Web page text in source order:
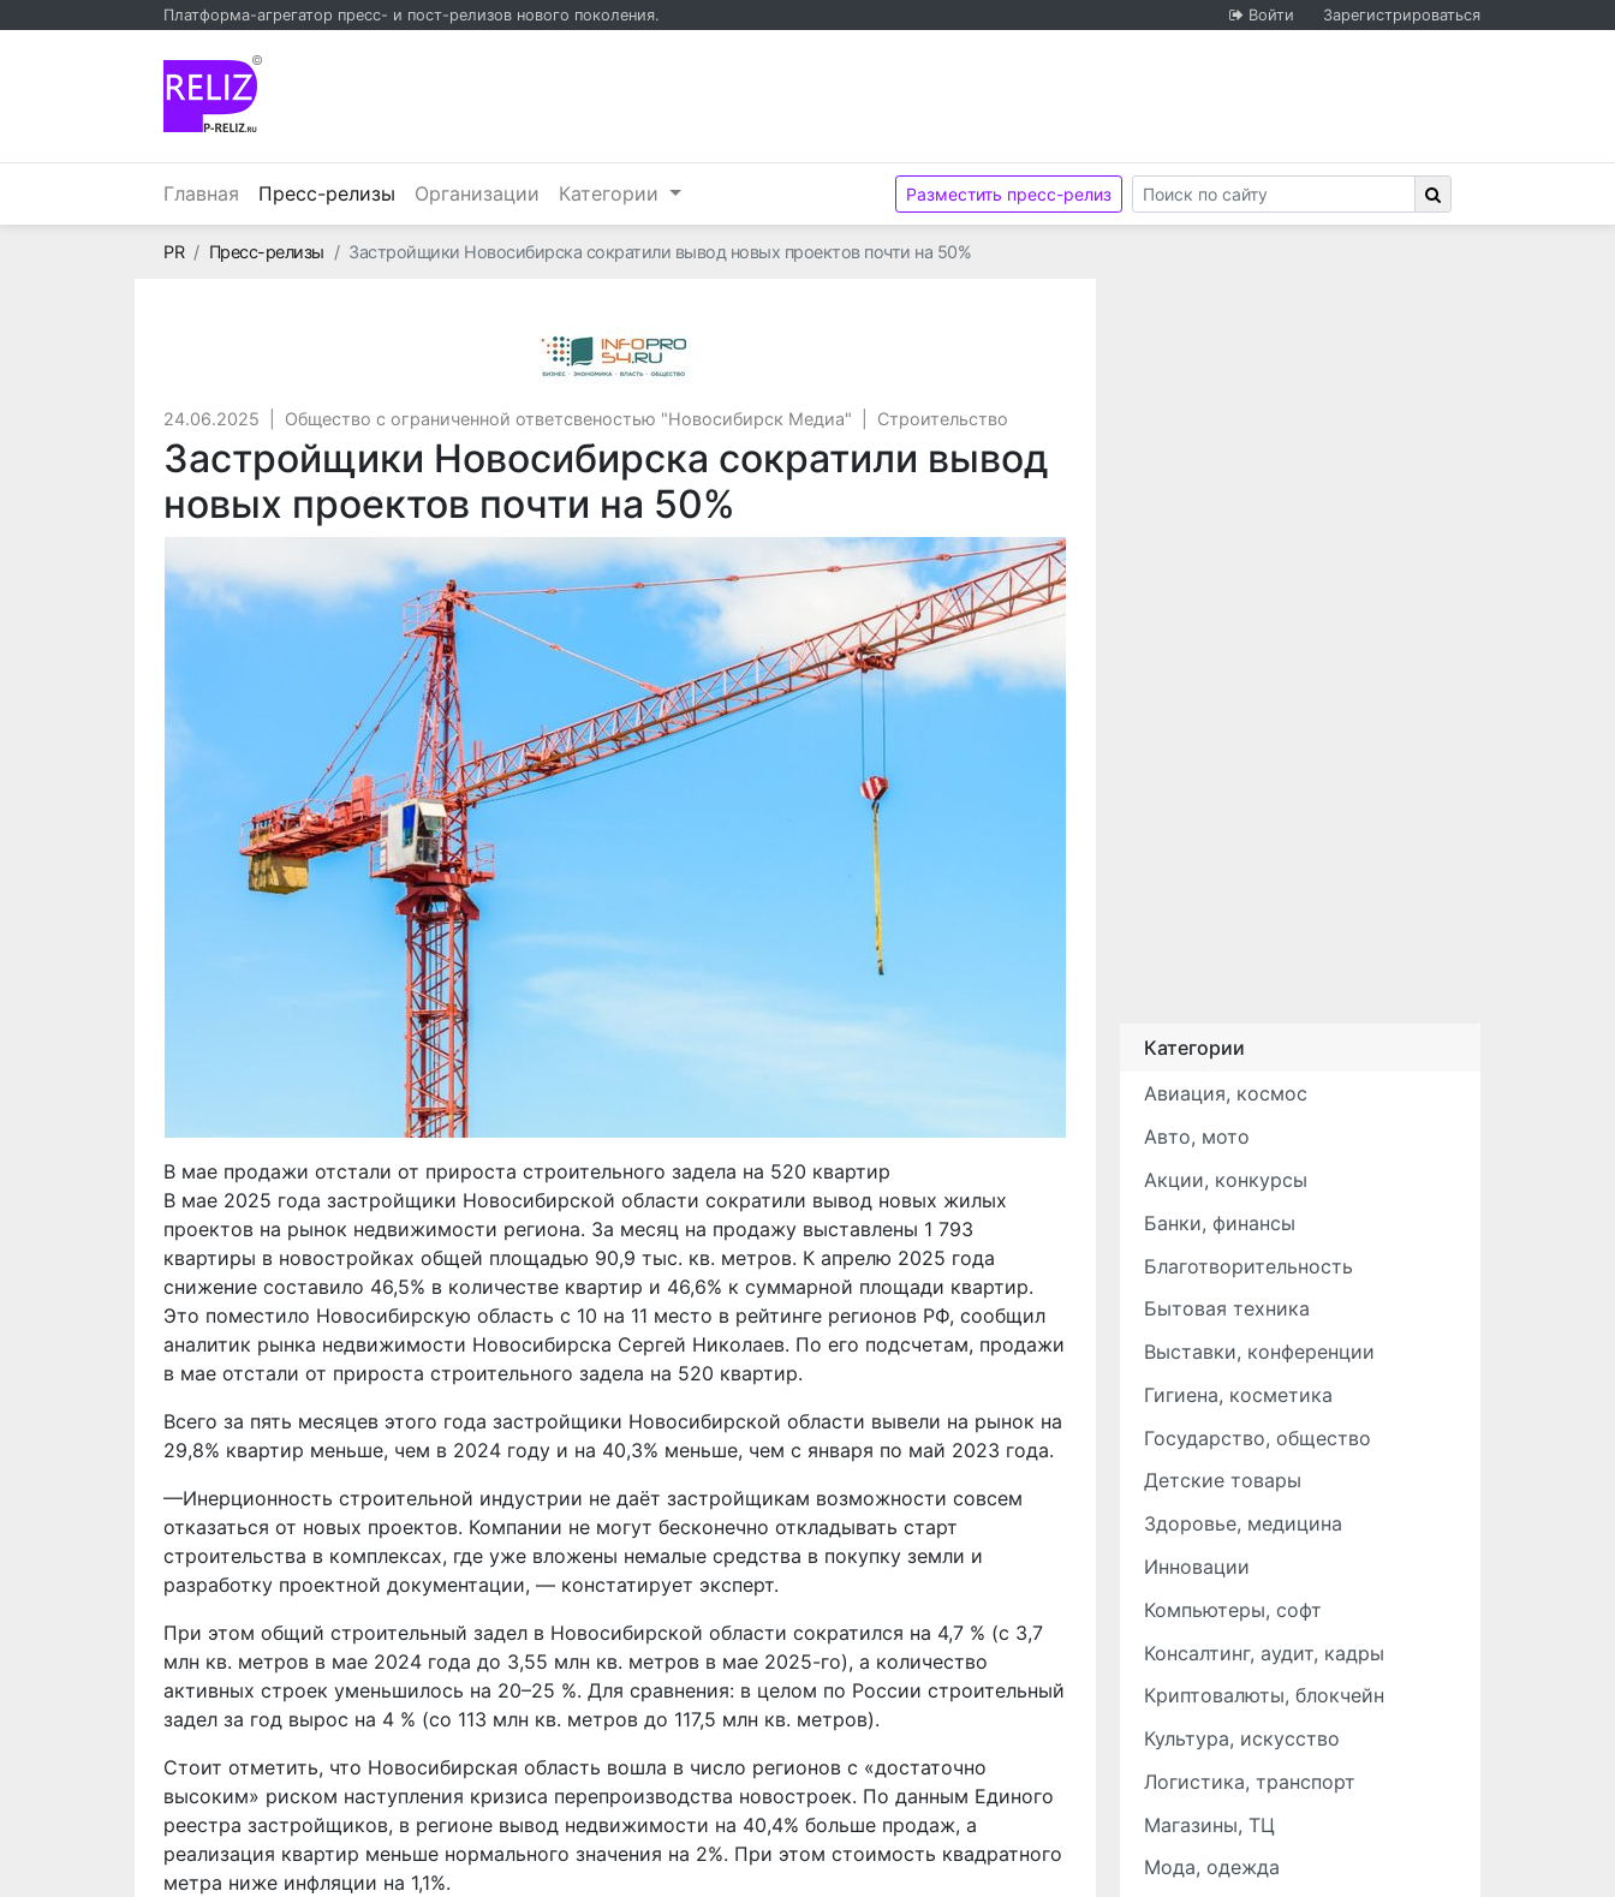
Платформа-агрегатор пресс- и пост-релизов нового поколения. Войти Зарегистрироваться
©
Главная Пресс-релизы (текущий)
Организации Категории Разместить пресс-релиз
PRГлавная
Пресс-релизы Застройщики Новосибирска сократили вывод новых проектов почти на 50%
24.06.2025 Общество с ограниченной ответсвеностью "Новосибирск Медиа" Строительство
Застройщики Новосибирска сократили вывод
новых проектов почти на 50%
В мае продажи отстали от прироста строительного задела на 520 квартир
В мае 2025 года застройщики Новосибирской области сократили вывод новых жилых
проектов на рынок недвижимости региона. За месяц на продажу выставлены 1 793
квартиры в новостройках общей площадью 90,9 тыс. кв. метров. К апрелю 2025 года
снижение составило 46,5% в количестве квартир и 46,6% к суммарной площади квартир.
Это поместило Новосибирскую область с 10 на 11 место в рейтинге регионов РФ, сообщил
аналитик рынка недвижимости Новосибирска Сергей Николаев. По его подсчетам, продажи
в мае отстали от прироста строительного задела на 520 квартир.
Всего за пять месяцев этого года застройщики Новосибирской области вывели на рынок на
29,8% квартир меньше, чем в 2024 году и на 40,3% меньше, чем с января по май 2023 года.
—Инерционность строительной индустрии не даёт застройщикам возможности совсем
отказаться от новых проектов. Компании не могут бесконечно откладывать старт
строительства в комплексах, где уже вложены немалые средства в покупку земли и
разработку проектной документации, — констатирует эксперт.
При этом общий строительный задел в Новосибирской области сократился на 4,7 % (с 3,7
млн кв. метров в мае 2024 года до 3,55 млн кв. метров в мае 2025-го), а количество
активных строек уменьшилось на 20–25 %. Для сравнения: в целом по России строительный
задел за год вырос на 4 % (со 113 млн кв. метров до 117,5 млн кв. метров).
Стоит отметить, что Новосибирская область вошла в число регионов с «достаточно
высоким» риском наступления кризиса перепроизводства новостроек. По данным Единого
реестра застройщиков, в регионе вывод недвижимости на 40,4% больше продаж, а
реализация квартир меньше нормального значения на 2%. При этом стоимость квадратного
метра ниже инфляции на 1,1%.
Категории
Авиация, космос
Авто, мото
Акции, конкурсы
Банки, финансы
Благотворительность
Бытовая техника
Выставки, конференции
Гигиена, косметика
Государство, общество
Детские товары
Здоровье, медицина
Инновации
Компьютеры, софт
Консалтинг, аудит, кадры
Криптовалюты, блокчейн
Культура, искусство
Логистика, транспорт
Магазины, ТЦ
Мода, одежда